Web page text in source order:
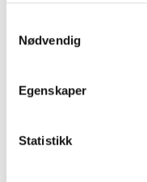
Nødvendig
Egenskaper
Statistikk
Kim Sneum Madsen,
Espen Tungsevik,